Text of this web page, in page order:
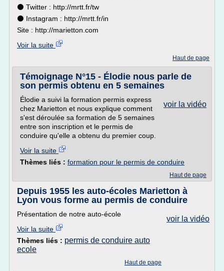
⚫ Twitter : http://mrtt.fr/tw
⚫ Instagram : http://mrtt.fr/in
Site : http://marietton.com
Voir la suite
Haut de page
Témoignage N°15 - Élodie nous parle de
son permis obtenu en 5 semaines
voir la vidéo
Élodie a suivi la formation permis express
chez Marietton et nous explique comment
s'est déroulée sa formation de 5 semaines
entre son inscription et le permis de
conduire qu'elle a obtenu du premier coup.
Voir la suite
Thèmes liés : formation pour le permis de conduire
Haut de page
Depuis 1955 les auto-écoles Marietton à
Lyon vous forme au permis de conduire
voir la vidéo
Présentation de notre auto-école
Voir la suite
Thèmes liés : permis de conduire auto
ecole
Haut de page